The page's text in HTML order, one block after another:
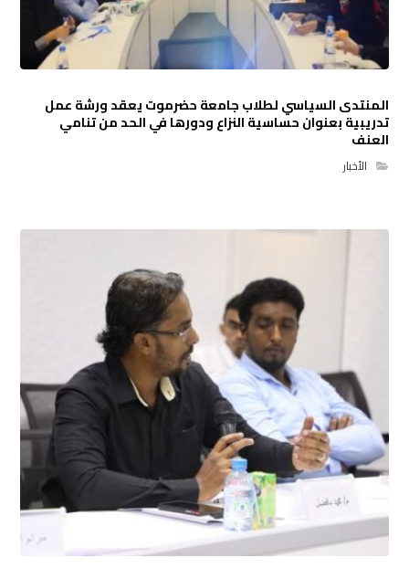
المنتدى السياسي لطلاب جامعة حضرموت يعقد ورشة عمل
تدريبية بعنوان حساسية النزاع ودورها في الحد من تنامي
العنف
الأخبار